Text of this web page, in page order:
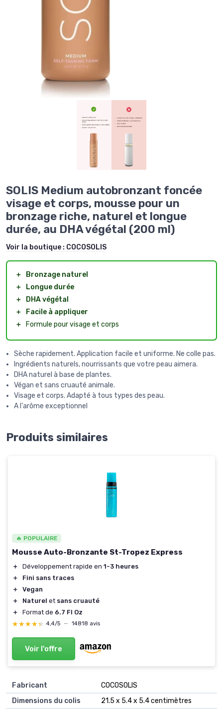
SOLIS Medium autobronzant foncée
visage et corps, mousse pour un
bronzage riche, naturel et longue
durée, au DHA végétal (200 ml)
Voir la boutique : COCOSOLIS
＋
Bronzage naturel
＋
Longue durée
＋
DHA végétal
＋
Facile à appliquer
＋
Formule pour visage et corps
Sèche rapidement. Application facile et uniforme. Ne colle pas.
Ingrédients naturels, nourrissants que votre peau aimera.
DHA naturel à base de plantes.
Végan et sans cruauté animale.
Visage et corps. Adapté à tous types des peau.
A l'arôme exceptionnel
Produits similaires
🔥 POPULAIRE
Mousse Auto-Bronzante St-Tropez Express
＋ Développement rapide en 1-3 heures
＋
Fini sans traces
＋
Vegan
＋
Naturel et sans cruauté
＋
Format de 6.7 Fl Oz
★★★★★
★★★★★ 4,4/5 — 14818 avis
Voir l'offre
Fabricant
‎COCOSOLIS
Dimensions du colis
‎21.5 x 5.4 x 5.4 centimètres